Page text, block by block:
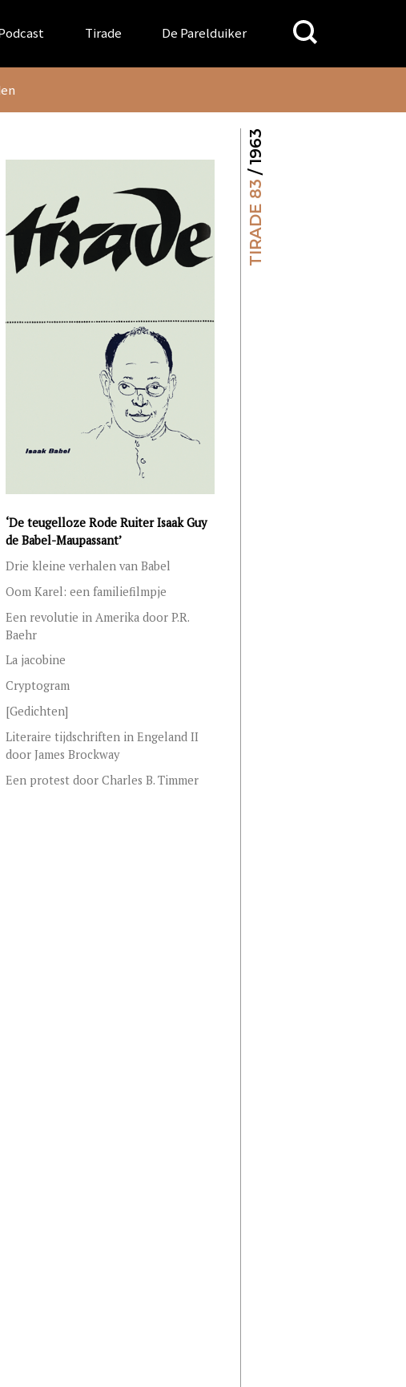
Tirade De Parelduiker
Search
for:
TIRADE 83
/ 1963
‘De teugelloze Rode Ruiter Isaak Guy
de Babel-Maupassant’
Drie kleine verhalen van Babel
Oom Karel: een familiefilmpje
Een revolutie in Amerika door P.R.
Baehr
La jacobine
Cryptogram
[Gedichten]
Literaire tijdschriften in Engeland II
door James Brockway
Een protest door Charles B. Timmer